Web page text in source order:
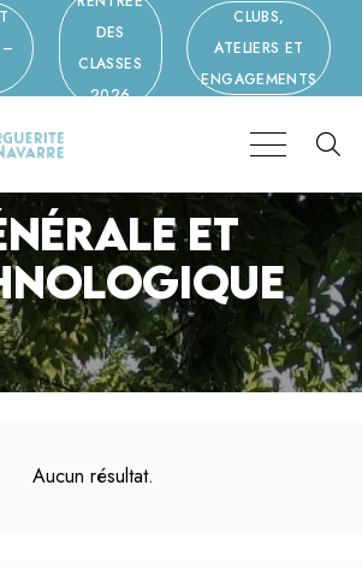
–
DES
CLASSES
2026
CLUBS,
ATELIERS ET
ENGAGEMENTS
ET
Aucun résultat.